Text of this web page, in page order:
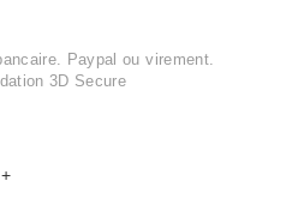
Paypal ou virement.
3D Secure